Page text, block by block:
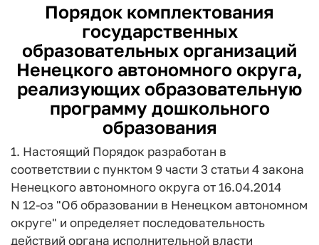
Порядок комплектования
государственных
образовательных организаций
Ненецкого автономного округа,
реализующих образовательную
программу дошкольного
образования
1. Настоящий Порядок разработан в
соответствии с пунктом 9 части 3 статьи 4 закона
Ненецкого автономного округа от 16.04.2014
N 12-оз "Об образовании в Ненецком автономном
округе" и определяет последовательность
действий органа исполнительной власти